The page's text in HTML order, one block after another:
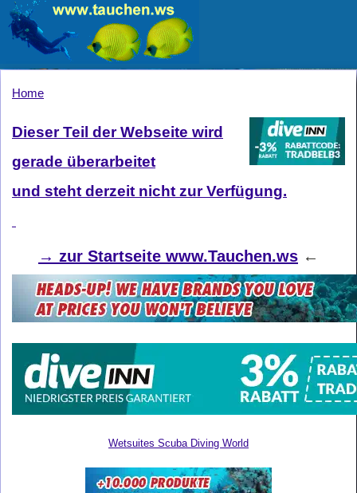
Home
Dieser Teil der Webseite wird
gerade überarbeitet
und steht derzeit nicht zur Verfügung.
→ zur Startseite www.Tauchen.ws ←
Wetsuites Scuba Diving World